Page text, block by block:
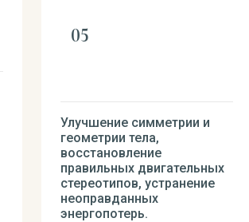
Улучшение симметрии и
геометрии тела,
восстановление
правильных двигательных
стереотипов, устранение
неоправданных
энергопотерь.